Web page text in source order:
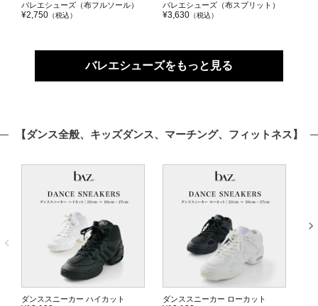
バレエシューズ（布フルソール）
¥2,750 （税込）
バレエシューズ（布スプリット）
¥3,630 （税込）
バレエシューズをもっと見る
【ダンス全般、キッズダンス、マーチング、フィットネス】
ダンススニーカー ハイカット ダンススニーカー ローカット